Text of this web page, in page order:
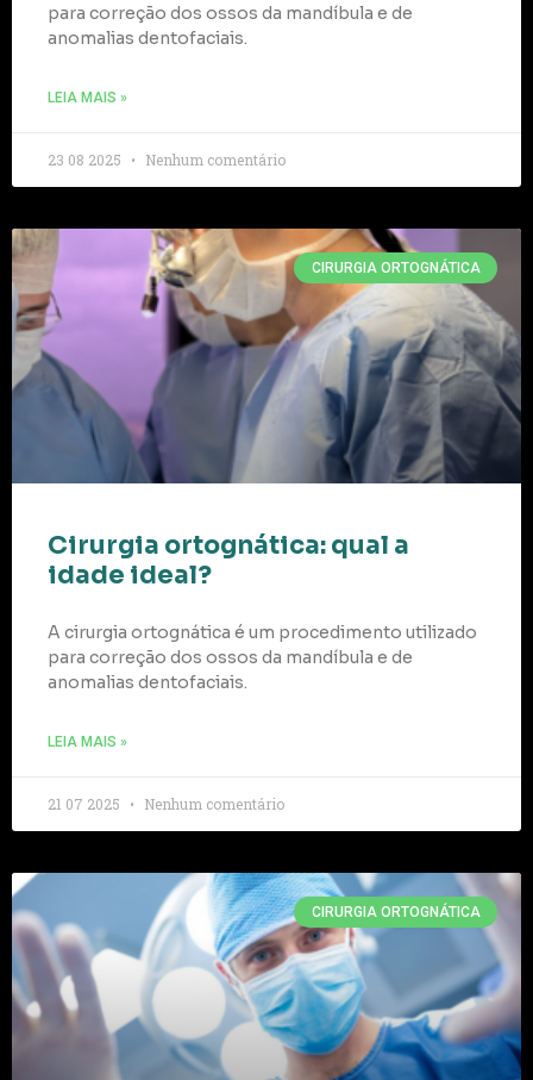
para correção dos ossos da mandíbula e de
anomalias dentofaciais.
LEIA MAIS »
23 08 2025 Nenhum comentário
CIRURGIA ORTOGNÁTICA
Cirurgia ortognática: qual a
idade ideal?
A cirurgia ortognática é um procedimento utilizado
para correção dos ossos da mandíbula e de
anomalias dentofaciais.
LEIA MAIS »
21 07 2025 Nenhum comentário
CIRURGIA ORTOGNÁTICA